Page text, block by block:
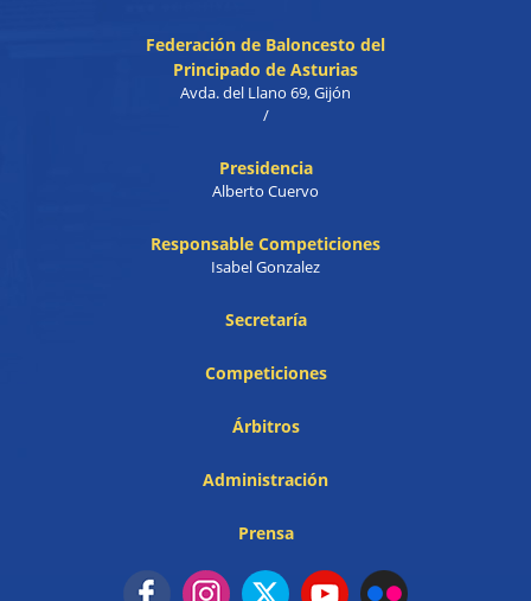
Federación de Baloncesto del
Principado de Asturias
Avda. del Llano 69, Gijón
/
Presidencia
Alberto Cuervo
Responsable Competiciones
Isabel Gonzalez
Secretaría
Competiciones
Árbitros
Administración
Prensa